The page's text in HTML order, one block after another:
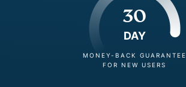
30
DAY
MONEY-BACK GUARANTEE
FOR NEW USERS